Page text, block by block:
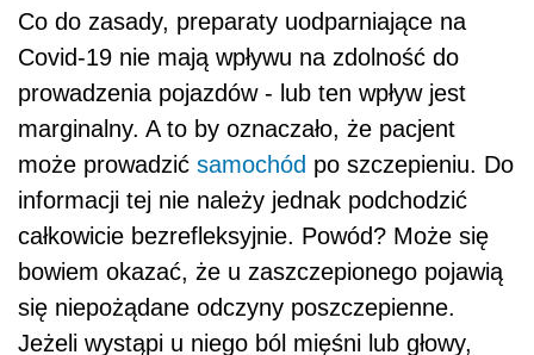
Co do zasady, preparaty uodparniające na
Covid-19 nie mają wpływu na zdolność do
prowadzenia pojazdów - lub ten wpływ jest
marginalny. A to by oznaczało, że pacjent
może prowadzić samochód po szczepieniu. Do
informacji tej nie należy jednak podchodzić
całkowicie bezrefleksyjnie. Powód? Może się
bowiem okazać, że u zaszczepionego pojawią
się niepożądane odczyny poszczepienne.
Jeżeli wystąpi u niego ból mięśni lub głowy,